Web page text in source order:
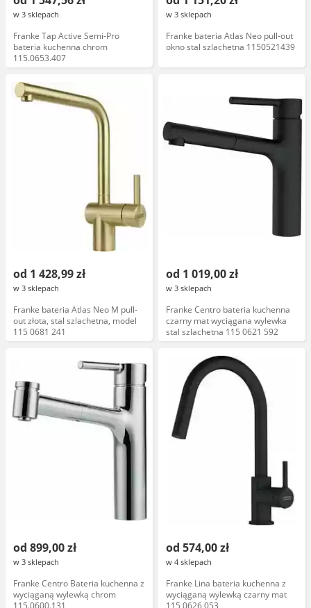
w 3 sklepach
Franke Tap Active Semi-Pro
bateria kuchenna chrom
115.0653.407
w 3 sklepach
Franke bateria Atlas Neo pull-out
okno stal szlachetna 1150521439
od 1 428,99 zł
w 3 sklepach
Franke bateria Atlas Neo M pull-
out złota, stal szlachetna, model
115 0681 241
od 1 019,00 zł
w 3 sklepach
Franke Centro bateria kuchenna
czarny mat wyciągana wylewka
stal szlachetna 115 0621 592
od 899,00 zł
w 3 sklepach
Franke Centro Bateria kuchenna z
wyciąganą wylewką chrom
115.0600.131
od 574,00 zł
w 4 sklepach
Franke Lina bateria kuchenna z
wyciąganą wylewką czarny mat
115 0626 053